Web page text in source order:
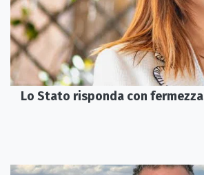
Lo Stato risponda con fermezza